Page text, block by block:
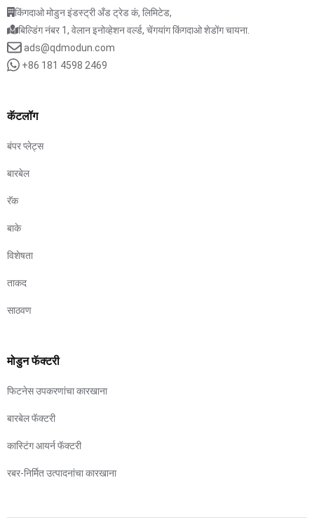
किंगदाओ मोडुन इंडस्ट्री अँड ट्रेड कं, लिमिटेड,
बिल्डिंग नंबर 1, वेलान इनोव्हेशन वर्ल्ड, चेंगयांग किंगदाओ शेडोंग चायना.
ads@qdmodun.com
+86 181 4598 2469
कॅटलॉग
बंपर प्लेट्स
बारबेल
रॅक
बाके
विशेषता
ताकद
साठवण
मोडुन फॅक्टरी
फिटनेस उपकरणांचा कारखाना
बारबेल फॅक्टरी
कास्टिंग आयर्न फॅक्टरी
रबर-निर्मित उत्पादनांचा कारखाना